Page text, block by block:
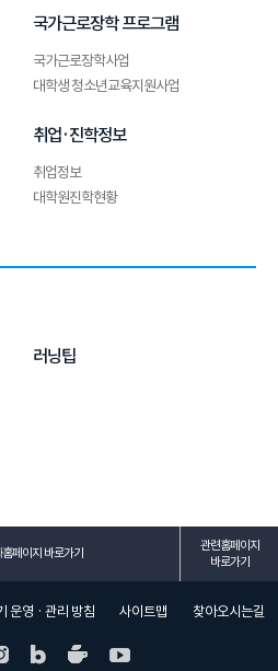
국가근로장학 프로그램
국가근로장학사업
대학생 청소년교육지원사업
취업·진학정보
취업정보
대학원진학현황
러닝팁
페이지 바로가기
관련홈페이지
바로가기
운영 · 관리 방침 사이트맵 찾아오시는길